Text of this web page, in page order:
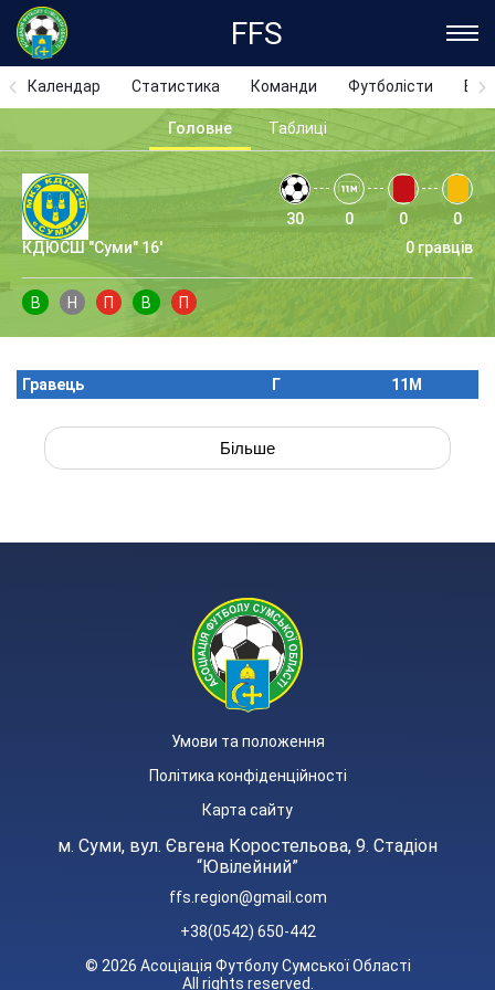
FFS
Календар Статистика Команди Футболісти
Головне Таблиці
КДЮСШ "Суми" 16' 0 гравців
В Н П В П
30 0 0 0
Гравець Г 11M
Більше
Умови та положення
Політика конфіденційності
Карта сайту
м. Суми, вул. Євгена Коростельова, 9. Стадіон
“Ювілейний”
ffs.region@gmail.com
+38(0542) 650-442
© 2026 Асоціація Футболу Сумської Області
All rights reserved.